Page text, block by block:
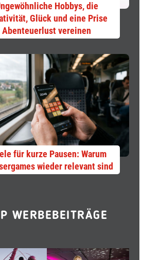
Hobbys, die
Glück und eine Prise
Abenteuerlust vereinen
für kurze Pausen: Warum
wieder relevant sind
WERBEBEITRÄGE